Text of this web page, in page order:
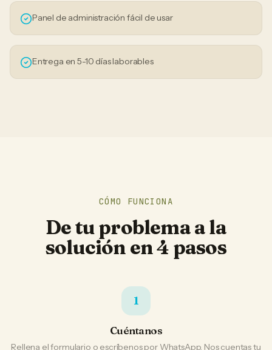
Panel de administración fácil de usar
Entrega en 5-10 días laborables
CÓMO FUNCIONA
De tu problema a la
solución en 4 pasos
1
Cuéntanos
Rellena el formulario o escríbenos por WhatsApp. Nos cuentas tu